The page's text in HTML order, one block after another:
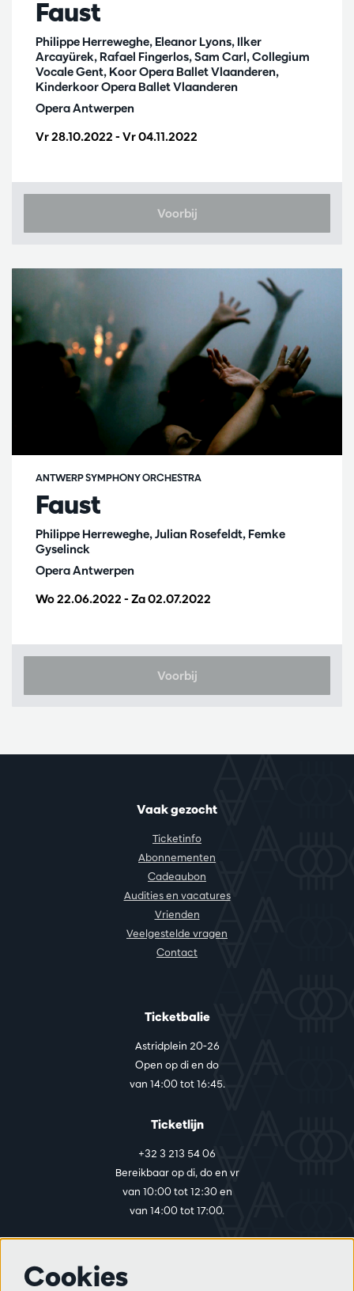
Faust
Philippe Herreweghe, Eleanor Lyons, Ilker
Arcayürek, Rafael Fingerlos, Sam Carl, Collegium
Vocale Gent, Koor Opera Ballet Vlaanderen,
Kinderkoor Opera Ballet Vlaanderen
Vr 28.10.2022 - Vr 04.11.2022
Opera Antwerpen
Voorbij
Faust
Philippe Herreweghe, Julian Rosefeldt, Femke
Gyselinck
ANTWERP SYMPHONY ORCHESTRA
Wo 22.06.2022 - Za 02.07.2022
Opera Antwerpen
Voorbij
Vaak gezocht
Ticketinfo
Abonnementen
Cadeaubon
Audities en vacatures
Vrienden
Veelgestelde vragen
Contact
Ticketbalie
Astridplein 20-26
Open op di en do
van 14:00 tot 16:45.
Ticketlijn
+32 3 213 54 06
Bereikbaar op di, do en vr
van 10:00 tot 12:30 en
van 14:00 tot 17:00.
Cookies